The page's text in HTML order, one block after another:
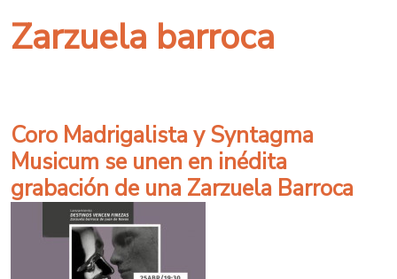
Zarzuela barroca
Coro Madrigalista y Syntagma
Musicum se unen en inédita
grabación de una Zarzuela Barroca